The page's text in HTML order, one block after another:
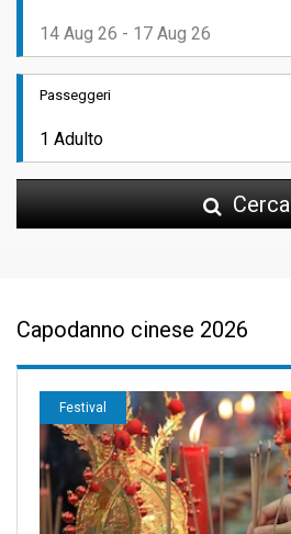
Passeggeri
Cerca
Capodanno cinese 2026
Festival